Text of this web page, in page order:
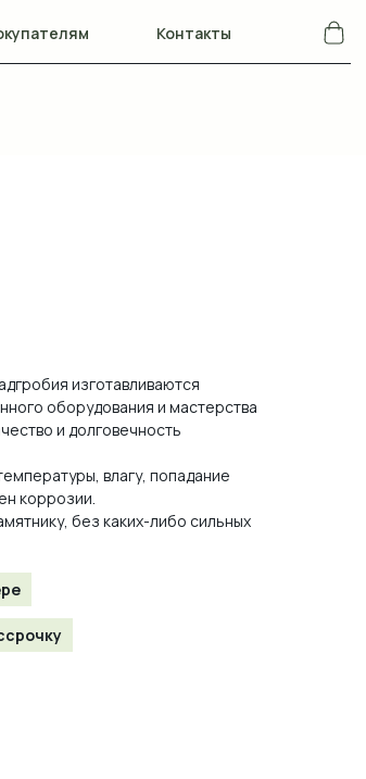
Контакты
изготавливаются
оборудования и мастерства
и долговечность
влагу, попадание
коррозии.
без каких-либо сильных